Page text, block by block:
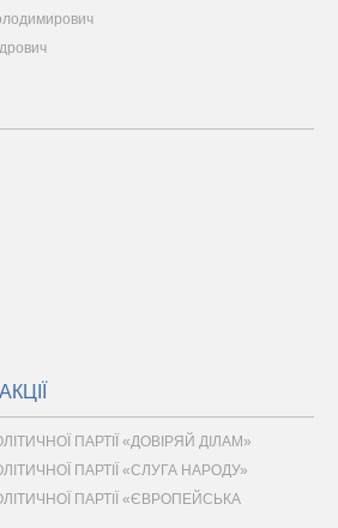
ПАРТІЇ «ДОВІРЯЙ ДІЛАМ»
ПАРТІЇ «СЛУГА НАРОДУ»
ПАРТІЇ «ЄВРОПЕЙСЬКА